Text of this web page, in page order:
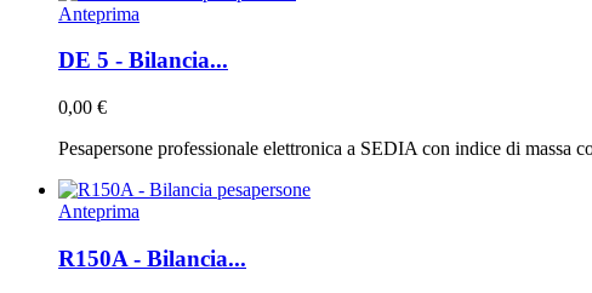
Anteprima
DE 5 - Bilancia...
0,00 €
Pesapersone professionale elettronica a SEDIA con indice di massa
Anteprima
R150A - Bilancia...